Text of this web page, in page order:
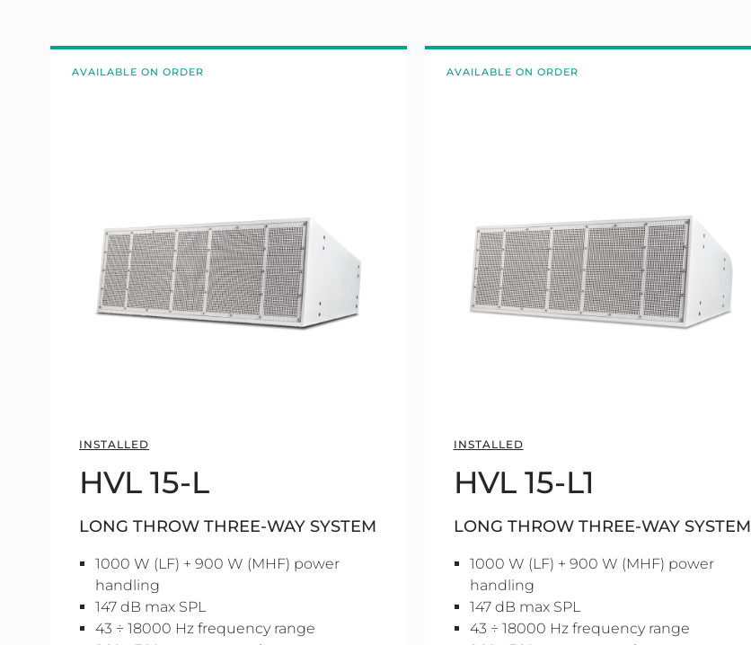
AVAILABLE ON ORDER
INSTALLED
HVL 15-L
LONG THROW THREE-WAY SYSTEM
1000 W (LF) + 900 W (MHF) power
handling
147 dB max SPL
43 ÷ 18000 Hz frequency range
AVAILABLE ON ORDER
INSTALLED
HVL 15-L1
LONG THROW THREE-WAY SYSTEM
1000 W (LF) + 900 W (MHF) power
handling
147 dB max SPL
43 ÷ 18000 Hz frequency range